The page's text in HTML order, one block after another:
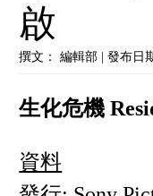
啟
撰文： 編輯部 | 發布日
生化危機
資料